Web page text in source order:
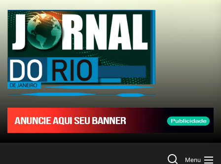
the
content
Jornal
do
Rio
de
SearchMenu